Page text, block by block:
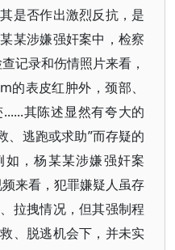
是否作出激烈反抗，是
某涉嫌强奸案中，检察
记录和伤情照片来看，
的表皮红肿外，颈部、
其陈述显然有夸大的
、逃跑或求助”而存疑的
如，杨某某涉嫌强奸案
来看，犯罪嫌疑人虽存
拉拽情况，但其强制程
、脱逃机会下，并未实